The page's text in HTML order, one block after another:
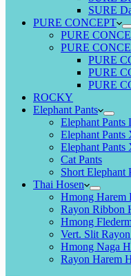
SURE
PURE CONCEPT
PURE
PURE
PURE
PURE
PURE
ROCKY
Elephant Pants
Elephant Pants
Elephant Pants
Elephant
Cat Pants
Short Elephant
Thai Hosen
Hmong Harem
Rayon Ribbon
Hmong
Vert. Slit
Hmong Naga
Rayon Harem